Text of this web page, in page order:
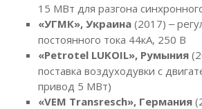
15 МВт для разгона
«УГМК», Украина (2017) –
постоянного тока 44кА, 250 В
«Petrotel LUKOIL», Румыния
поставка воздуходувки с
привод 5 МВт)
«VEM Transresch», Германия